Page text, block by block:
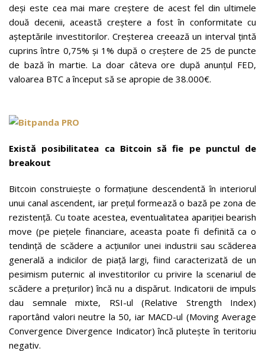
deși este cea mai mare creștere de acest fel din ultimele
două decenii, această creștere a fost în conformitate cu
așteptările investitorilor. Creșterea creează un interval țintă
cuprins între 0,75% și 1% după o creștere de 25 de puncte
de bază în martie. La doar câteva ore după anunțul FED,
valoarea BTC a început să se apropie de 38.000€.
Există posibilitatea ca Bitcoin să fie pe punctul de
breakout
Bitcoin construiește o formațiune descendentă în interiorul
unui canal ascendent, iar prețul formează o bază pe zona de
rezistență. Cu toate acestea, eventualitatea apariției bearish
move (pe piețele financiare, aceasta poate fi definită ca o
tendință de scădere a acțiunilor unei industrii sau scăderea
generală a indicilor de piață largi, fiind caracterizată de un
pesimism puternic al investitorilor cu privire la scenariul de
scădere a prețurilor) încă nu a dispărut. Indicatorii de impuls
dau semnale mixte, RSI-ul (Relative Strength Index)
raportând valori neutre la 50, iar MACD-ul (Moving Average
Convergence Divergence Indicator) încă plutește în teritoriu
negativ.